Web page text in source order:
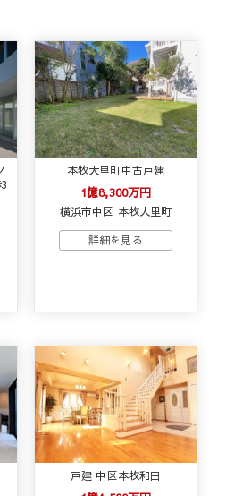
本牧大里町中古戸建
1億8,300万円
横浜市中区 本牧大里町
戸建 中区本牧和田